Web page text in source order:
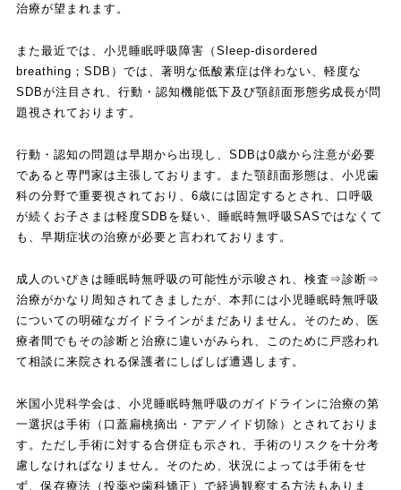
治療が望まれます。
また最近では、小児睡眠呼吸障害（Sleep-disordered
breathing；SDB）では、著明な低酸素症は伴わない、軽度な
SDBが注目され、行動・認知機能低下及び顎顔面形態劣成長が問
題視されております。
行動・認知の問題は早期から出現し、SDBは0歳から注意が必要
であると専門家は主張しております。また顎顔面形態は、小児歯
科の分野で重要視されており、6歳には固定するとされ、口呼吸
が続くお子さまは軽度SDBを疑い、睡眠時無呼吸SASではなくて
も、早期症状の治療が必要と言われております。
成人のいびきは睡眠時無呼吸の可能性が示唆され、検査⇒診断⇒
治療がかなり周知されてきましたが、本邦には小児睡眠時無呼吸
についての明確なガイドラインがまだありません。そのため、医
療者間でもその診断と治療に違いがみられ、このために戸惑われ
て相談に来院される保護者にしばしば遭遇します。
米国小児科学会は、小児睡眠時無呼吸のガイドラインに治療の第
一選択は手術（口蓋扁桃摘出・アデノイド切除）とされておりま
す。ただし手術に対する合併症も示され、手術のリスクを十分考
慮しなければなりません。そのため、状況によっては手術をせ
ず、保存療法（投薬や歯科矯正）で経過観察する方法もありま